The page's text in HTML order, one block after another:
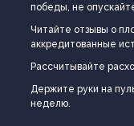
победы, не
Читайте отзывы о
аккредитованные
Рассчитывайте
Держите руки на
неделю.